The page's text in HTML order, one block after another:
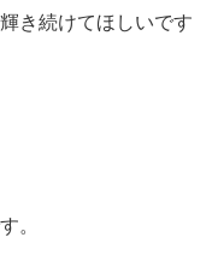
き続けてほしいです
。